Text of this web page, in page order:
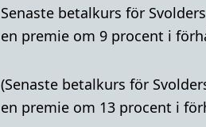
Senaste betalkurs för
en premie om 9 procent i
(Senaste betalkurs för
en premie om 13 procent i